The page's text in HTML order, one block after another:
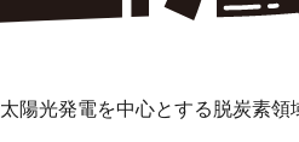
太陽光発電を中心とする脱炭素